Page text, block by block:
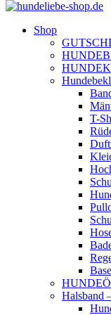
Shop
T-
Halsband